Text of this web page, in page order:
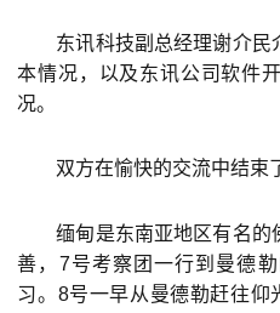
东讯科技副总经理谢介
本情况，以及东讯公司软件
况。
双方在愉快的交流中结束
缅甸是东南亚地区有名的
善，7号考察团一行到曼德
习。8号一早从曼德勒赶往